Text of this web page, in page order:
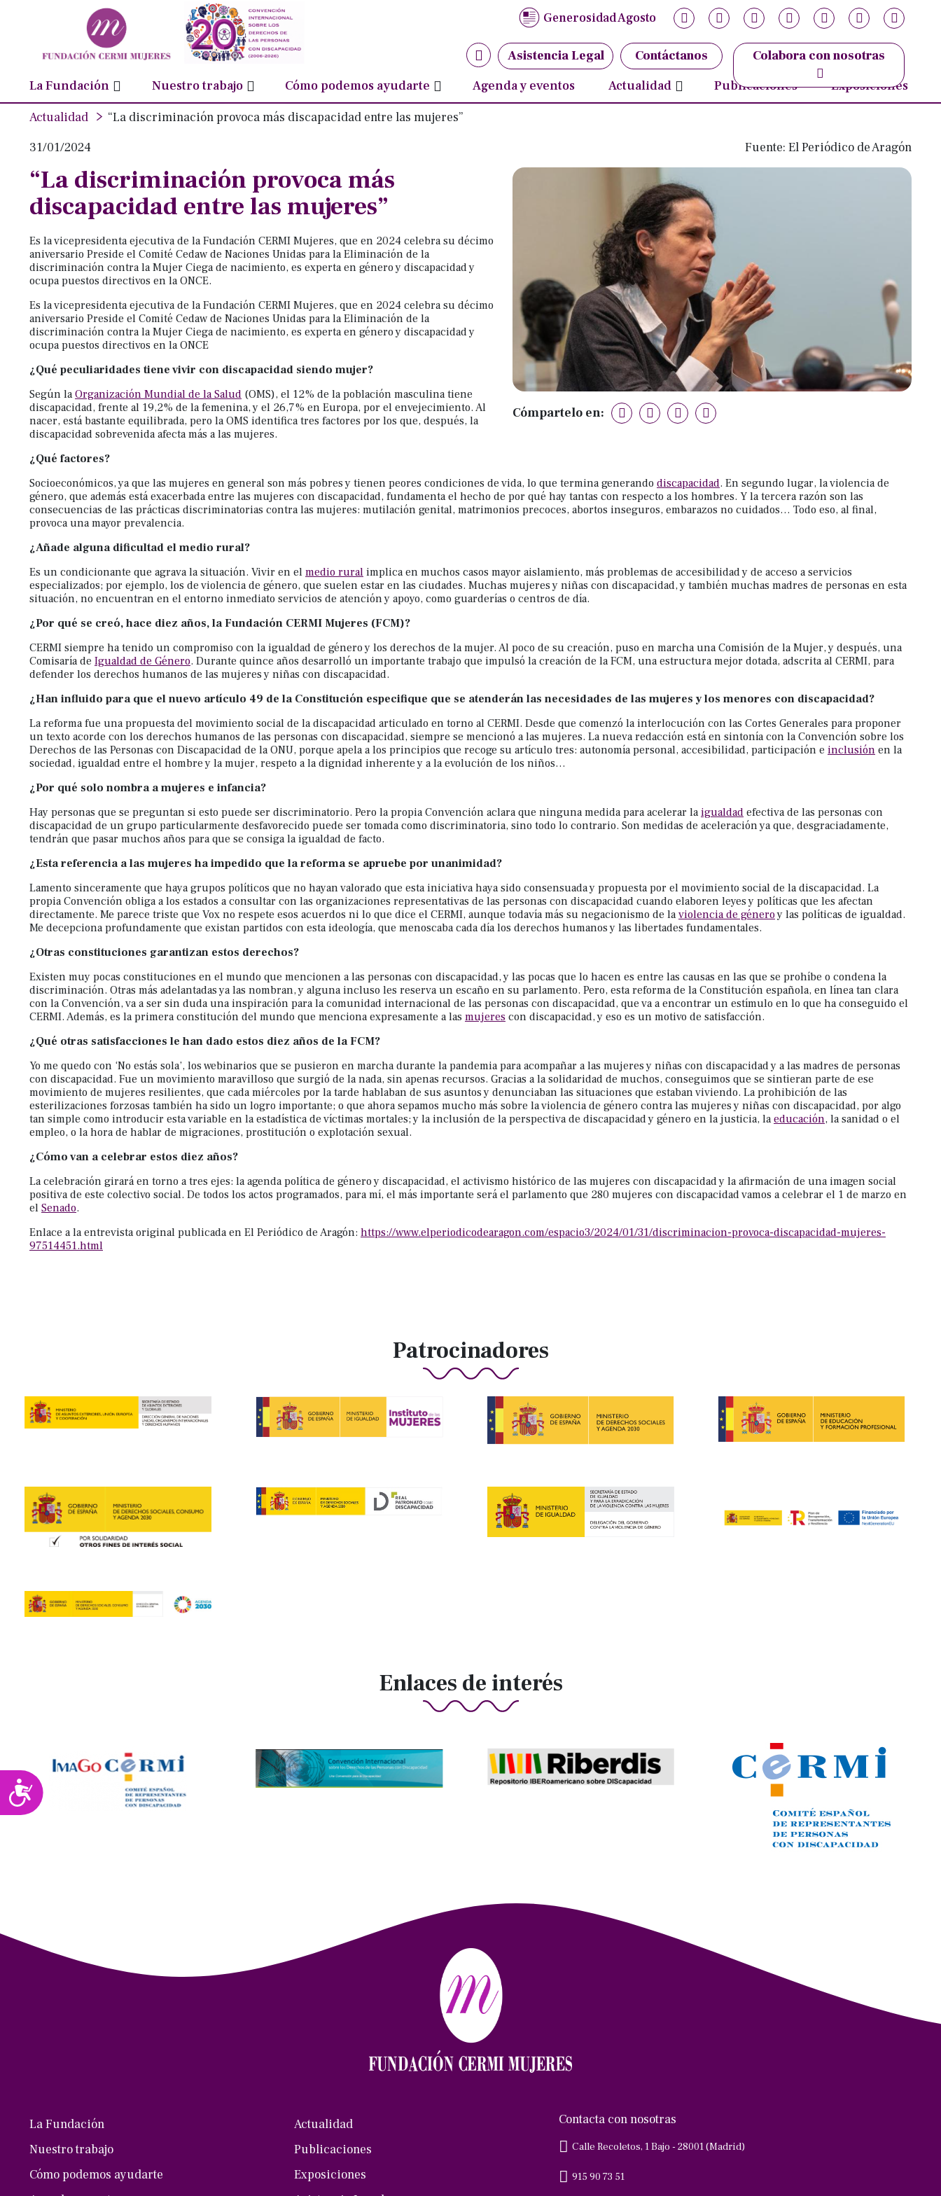
incluye
un
sistema
accesibilidad.
Presione
Control-
ajustar
personas
discapacidad
visual
usando
lector
Presione
Control-
menú
accesibilidad.
Accesibilidad
Generosidad Agosto
Asistencia Legal Contáctanos
Colabora con nosotras
La Fundación
Consejo de Participación
Equipo humano
Transparencia
Nuestro trabajo
Foro social
Observatorio sobre feminismo y discapacidad
Webinarios ‘No Estás Sola’Cómo podemos ayudarte
Lucha contra violencia de género y violencia contra la mujer
Niñas y adolescentes con discapacidad
Salud y derechos sexuales y reproductivos
Agenda y eventos Actualidad
Noticias
Novedades
Publicaciones
Exposiciones
Actualidad
“La discriminación provoca más discapacidad entre las mujeres”
31/01/2024
Fuente: El Periódico de Aragón
Cómpartelo en:
“La discriminación provoca más
discapacidad entre las mujeres”
Es la vicepresidenta ejecutiva de la Fundación CERMI Mujeres, que en 2024 celebra su décimo
aniversario Preside el Comité Cedaw de Naciones Unidas para la Eliminación de la
discriminación contra la Mujer Ciega de nacimiento, es experta en género y discapacidad y
ocupa puestos directivos en la ONCE.
Es la vicepresidenta ejecutiva de la Fundación CERMI Mujeres, que en 2024 celebra su décimo
aniversario Preside el Comité Cedaw de Naciones Unidas para la Eliminación de la
discriminación contra la Mujer Ciega de nacimiento, es experta en género y discapacidad y
ocupa puestos directivos en la ONCE
¿Qué peculiaridades tiene vivir con discapacidad siendo mujer?
Según la Organización Mundial de la Salud (OMS), el 12% de la población masculina tiene
discapacidad, frente al 19,2% de la femenina, y el 26,7% en Europa, por el envejecimiento. Al
nacer, está bastante equilibrada, pero la OMS identifica tres factores por los que, después, la
discapacidad sobrevenida afecta más a las mujeres.
¿Qué factores?
Socioeconómicos, ya que las mujeres en general son más pobres y tienen peores condiciones de vida, lo que termina generando discapacidad. En segundo lugar, la violencia de
género, que además está exacerbada entre las mujeres con discapacidad, fundamenta el hecho de por qué hay tantas con respecto a los hombres. Y la tercera razón son las
consecuencias de las prácticas discriminatorias contra las mujeres: mutilación genital, matrimonios precoces, abortos inseguros, embarazos no cuidados… Todo eso, al final,
provoca una mayor prevalencia.
¿Añade alguna dificultad el medio rural?
Es un condicionante que agrava la situación. Vivir en el medio rural implica en muchos casos mayor aislamiento, más problemas de accesibilidad y de acceso a servicios
especializados; por ejemplo, los de violencia de género, que suelen estar en las ciudades. Muchas mujeres y niñas con discapacidad, y también muchas madres de personas en esta
situación, no encuentran en el entorno inmediato servicios de atención y apoyo, como guarderías o centros de día.
¿Por qué se creó, hace diez años, la Fundación CERMI Mujeres (FCM)?
CERMI siempre ha tenido un compromiso con la igualdad de género y los derechos de la mujer. Al poco de su creación, puso en marcha una Comisión de la Mujer, y después, una
Comisaría de Igualdad de Género. Durante quince años desarrolló un importante trabajo que impulsó la creación de la FCM, una estructura mejor dotada, adscrita al CERMI, para
defender los derechos humanos de las mujeres y niñas con discapacidad.
¿Han influido para que el nuevo artículo 49 de la Constitución especifique que se atenderán las necesidades de las mujeres y los menores con discapacidad?
La reforma fue una propuesta del movimiento social de la discapacidad articulado en torno al CERMI. Desde que comenzó la interlocución con las Cortes Generales para proponer
un texto acorde con los derechos humanos de las personas con discapacidad, siempre se mencionó a las mujeres. La nueva redacción está en sintonía con la Convención sobre los
Derechos de las Personas con Discapacidad de la ONU, porque apela a los principios que recoge su artículo tres: autonomía personal, accesibilidad, participación e inclusión en la
sociedad, igualdad entre el hombre y la mujer, respeto a la dignidad inherente y a la evolución de los niños…
¿Por qué solo nombra a mujeres e infancia?
Hay personas que se preguntan si esto puede ser discriminatorio. Pero la propia Convención aclara que ninguna medida para acelerar la igualdad efectiva de las personas con
discapacidad de un grupo particularmente desfavorecido puede ser tomada como discriminatoria, sino todo lo contrario. Son medidas de aceleración ya que, desgraciadamente,
tendrán que pasar muchos años para que se consiga la igualdad de facto.
¿Esta referencia a las mujeres ha impedido que la reforma se apruebe por unanimidad?
Lamento sinceramente que haya grupos políticos que no hayan valorado que esta iniciativa haya sido consensuada y propuesta por el movimiento social de la discapacidad. La
propia Convención obliga a los estados a consultar con las organizaciones representativas de las personas con discapacidad cuando elaboren leyes y políticas que les afectan
directamente. Me parece triste que Vox no respete esos acuerdos ni lo que dice el CERMI, aunque todavía más su negacionismo de la violencia de géneroy las políticas de igualdad.
Me decepciona profundamente que existan partidos con esta ideología, que menoscaba cada día los derechos humanos y las libertades fundamentales.
¿Otras constituciones garantizan estos derechos?
Existen muy pocas constituciones en el mundo que mencionen a las personas con discapacidad, y las pocas que lo hacen es entre las causas en las que se prohíbe o condena la
discriminación. Otras más adelantadas ya las nombran, y alguna incluso les reserva un escaño en su parlamento. Pero, esta reforma de la Constitución española, en línea tan clara
con la Convención, va a ser sin duda una inspiración para la comunidad internacional de las personas con discapacidad, que va a encontrar un estímulo en lo que ha conseguido el
CERMI. Además, es la primera constitución del mundo que menciona expresamente a las mujeres con discapacidad, y eso es un motivo de satisfacción.
¿Qué otras satisfacciones le han dado estos diez años de la FCM?
Yo me quedo con ‘No estás sola’, los webinarios que se pusieron en marcha durante la pandemia para acompañar a las mujeres y niñas con discapacidad y a las madres de personas
con discapacidad. Fue un movimiento maravilloso que surgió de la nada, sin apenas recursos. Gracias a la solidaridad de muchos, conseguimos que se sintieran parte de ese
movimiento de mujeres resilientes, que cada miércoles por la tarde hablaban de sus asuntos y denunciaban las situaciones que estaban viviendo. La prohibición de las
esterilizaciones forzosas también ha sido un logro importante; o que ahora sepamos mucho más sobre la violencia de género contra las mujeres y niñas con discapacidad, por algo
tan simple como introducir esta variable en la estadística de víctimas mortales; y la inclusión de la perspectiva de discapacidad y género en la justicia, la educación, la sanidad o el
empleo, o la hora de hablar de migraciones, prostitución o explotación sexual.
¿Cómo van a celebrar estos diez años?
La celebración girará en torno a tres ejes: la agenda política de género y discapacidad, el activismo histórico de las mujeres con discapacidad y la afirmación de una imagen social
positiva de este colectivo social. De todos los actos programados, para mí, el más importante será el parlamento que 280 mujeres con discapacidad vamos a celebrar el 1 de marzo en
el Senado.
Enlace a la entrevista original publicada en El Periódico de Aragón: https://www.elperiodicodearagon.com/espacio3/2024/01/31/discriminacion-provoca-discapacidad-mujeres-
97514451.html
Patrocinadores
Enlaces de interés
La Fundación
Nuestro trabajo
Cómo podemos ayudarte
Actualidad
Publicaciones
Exposiciones
Contacta con nosotras
Calle Recoletos, 1 Bajo - 28001 (Madrid)
915 90 73 51